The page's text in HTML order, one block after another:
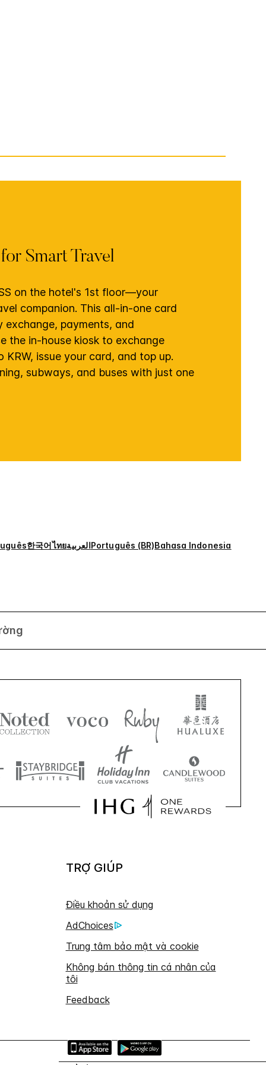
Smart Travel
on the hotel's 1st floor—your
companion. This all-in-one card
exchange, payments, and
the in-house kiosk to exchange
KRW, issue your card, and top up.
subways, and buses with just one
한국어ไทยالعربيةPortuguês (BR)Bahasa Indonesia
TRỢ GIÚP
Điều khoản sử dụng
AdChoices
Trung tâm bảo mật và cookie
Không bán thông tin cá nhân của
tôi
Feedback